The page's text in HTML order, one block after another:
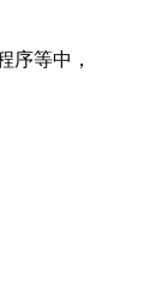
序等中，